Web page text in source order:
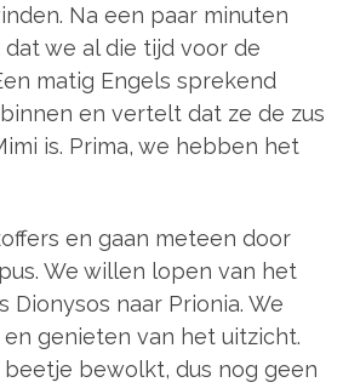
Na een paar minuten
we al die tijd voor de
matig Engels sprekend
en vertelt dat ze de zus
is. Prima, we hebben het
en gaan meteen door
We willen lopen van het
Dionysos naar Prionia. We
genieten van het uitzicht.
beetje bewolkt, dus nog geen